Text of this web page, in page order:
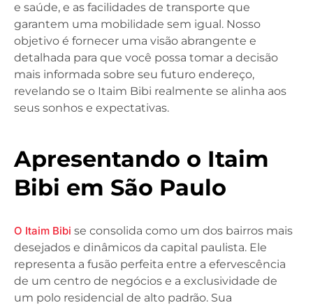
e saúde, e as facilidades de transporte que
garantem uma mobilidade sem igual. Nosso
objetivo é fornecer uma visão abrangente e
detalhada para que você possa tomar a decisão
mais informada sobre seu futuro endereço,
revelando se o Itaim Bibi realmente se alinha aos
seus sonhos e expectativas.
Apresentando o Itaim
Bibi em São Paulo
O Itaim Bibi se consolida como um dos bairros mais
desejados e dinâmicos da capital paulista. Ele
representa a fusão perfeita entre a efervescência
de um centro de negócios e a exclusividade de
um polo residencial de alto padrão. Sua